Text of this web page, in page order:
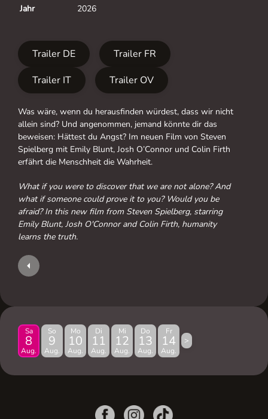
Jahr
2026
Trailer DE
Trailer FR
Trailer IT
Trailer OV
Was wäre, wenn du herausfinden würdest, dass wir nicht
allein sind? Und angenommen, jemand könnte dir das
beweisen: Hättest du Angst? Im neuen Film von Steven
Spielberg mit Emily Blunt, Josh O’Connor und Colin Firth
erfährt die Menschheit die Wahrheit.
What if you were to discover that we are not alone? And
what if someone could prove it to you? Would you be
afraid? In this new film from Steven Spielberg, starring
Emily Blunt, Josh O'Connor and Colin Firth, humanity
learns the truth.
Sa
8
Aug.
So
9
Aug.
Mo
10
Aug.
Di
11
Aug.
Mi
12
Aug.
Do
13
Aug.
Fr
14
Aug.
>